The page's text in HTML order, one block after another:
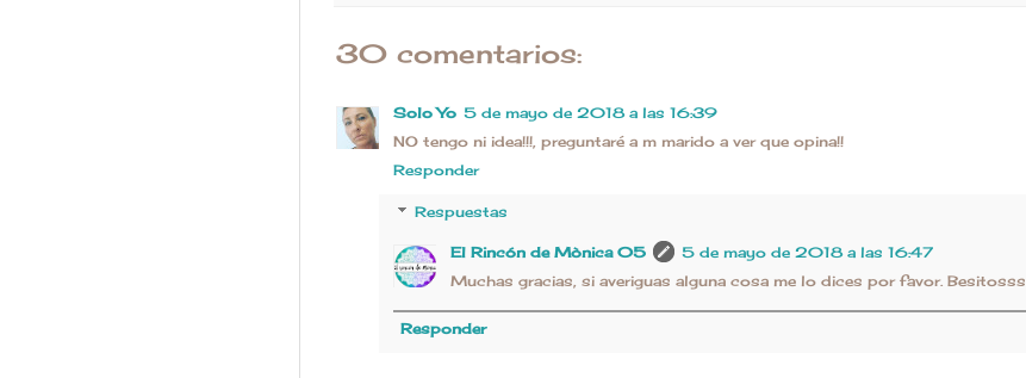
30 comentarios:
Solo Yo 5 de mayo de 2018 a las 16:39
NO tengo ni idea!!!, preguntaré a m marido a ver que opina!!
Responder
Respuestas
El Rincón de Mònica 05
5 de mayo de 2018 a las 16:47
Muchas gracias, si averiguas alguna cosa me lo dices por favor. Besitosss
Responder